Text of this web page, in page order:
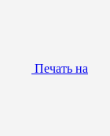
Печать на